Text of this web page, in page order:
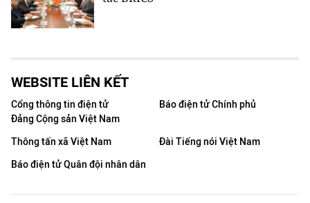
WEBSITE LIÊN KẾT
Cổng thông tin điện tử
Đảng Cộng sản Việt Nam
Báo điện tử Chính phủ
Thông tấn xã Việt Nam
Đài Tiếng nói Việt Nam
Báo điện tử Quân đội nhân dân